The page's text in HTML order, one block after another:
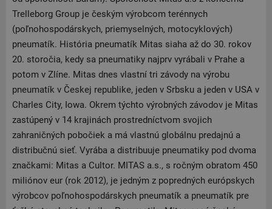
Trelleborg Group je českým výrobcom terénnych
(poľnohospodárskych, priemyselných, motocyklových)
pneumatík. História pneumatík Mitas siaha až do 30. rokov
20. storočia, kedy sa pneumatiky najprv vyrábali v Prahe a
potom v Zlíne. Mitas dnes vlastní tri závody na výrobu
pneumatík v Českej republike, jeden v Srbsku a jeden v USA v
Charles City, Iowa. Okrem týchto výrobných závodov je Mitas
zastúpený v 14 krajinách prostredníctvom svojich
zahraničných pobočiek a má vlastnú globálnu predajnú a
distribučnú sieť. Vyrába a distribuuje pneumatiky pod dvoma
značkami: Mitas a Cultor. MITAS a.s., s ročným obratom 450
miliónov eur (rok 2012), je jedným z popredných európskych
výrobcov poľnohospodárskych pneumatík a pneumatík pre